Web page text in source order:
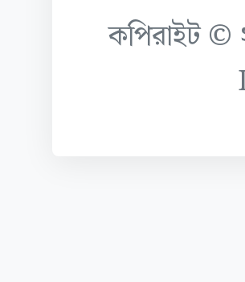
কপিরাইট ©